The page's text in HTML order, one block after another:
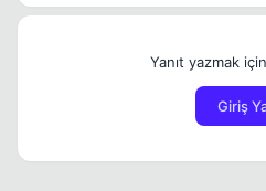
Yanıt yazmak
Giriş